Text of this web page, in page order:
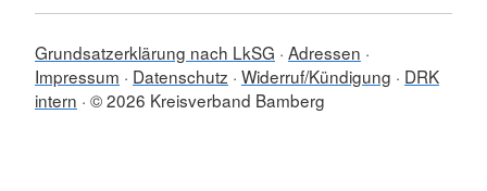
Grundsatzerklärung nach LkSG Adressen
Impressum
Datenschutz Widerruf/Kündigung
DRK
intern © 2026 Kreisverband Bamberg